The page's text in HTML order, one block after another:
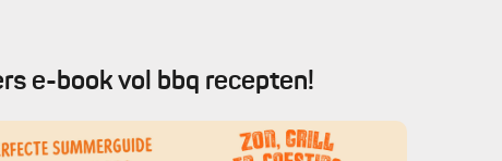
e-book vol bbq recepten!